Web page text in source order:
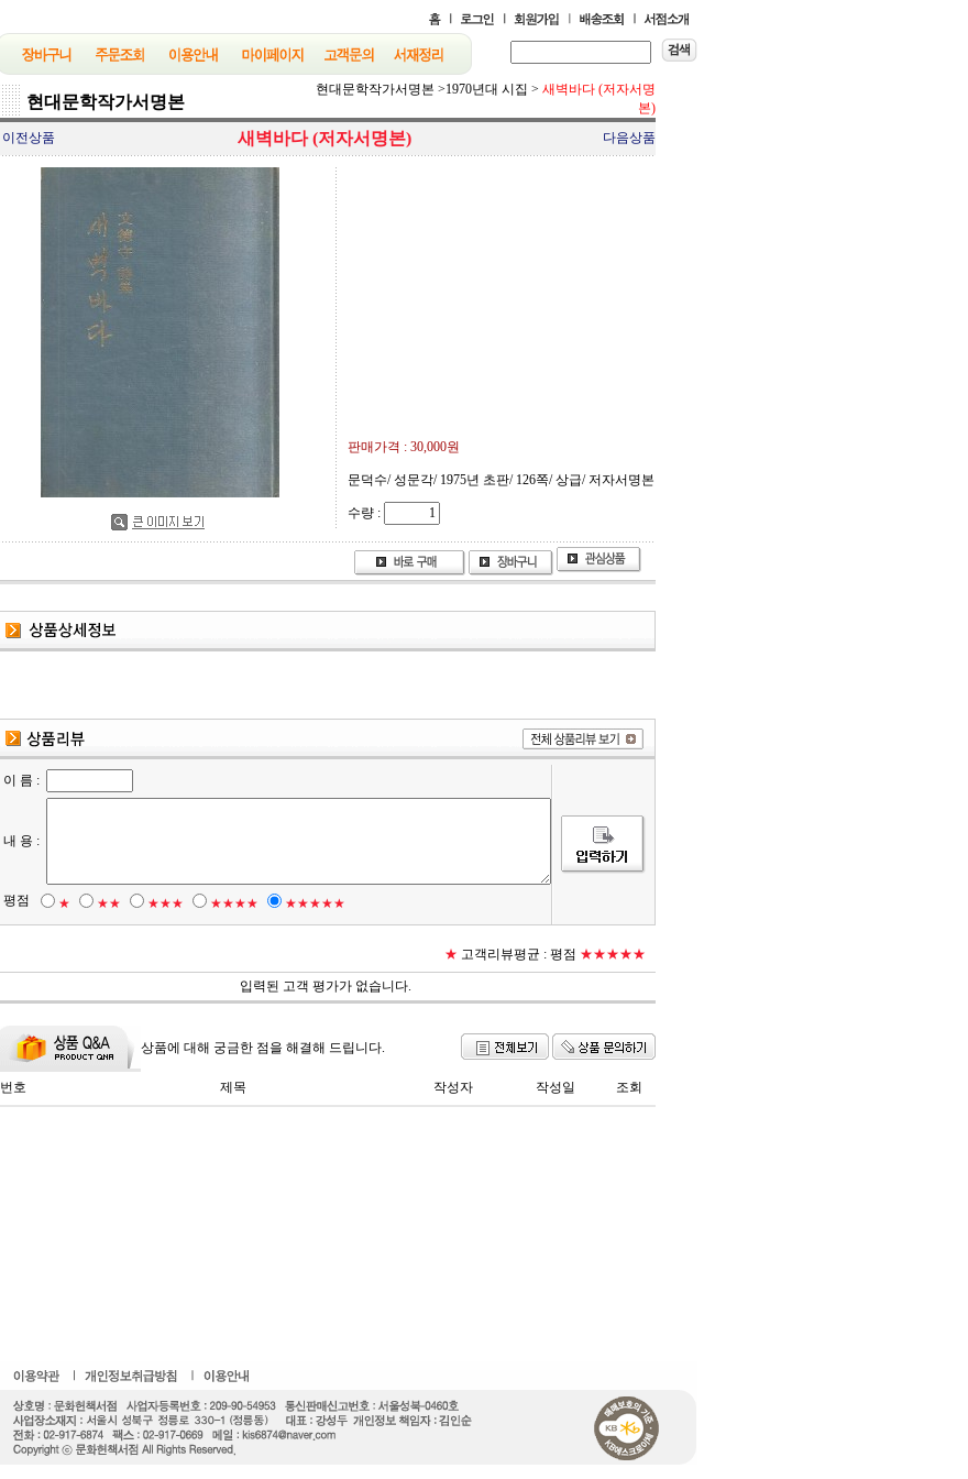
현대문학작가서명본
현대문학작가서명본 >1970년대 시집 > 새벽바다 (저자서명
본)
이전상품
새벽바다 (저자서명본) 다음상품
판매가격 : 30,000원
문덕수/ 성문각/ 1975년 초판/ 126쪽/ 상급/ 저자서명본
수량 :
이 름 :
내 용 :
평점 ★ ★★ ★★★ ★★★★ ★★★★★
★ 고객리뷰평균 : 평점 ★★★★★
입력된 고객 평가가 없습니다.
상품에 대해 궁금한 점을 해결해 드립니다.
번호 제목 작성자 작성일 조회